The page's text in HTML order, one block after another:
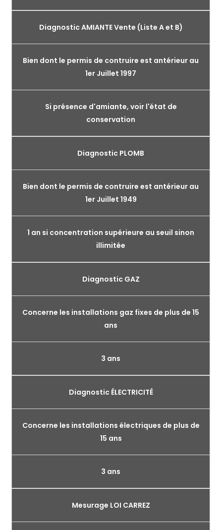
Diagnostic AMIANTE Vente (Liste A et B)
Bien dont le permis de contruire est antérieur au
1er Juillet 1997
Si présence d'amiante, voir l'état de
conservation
Diagnostic PLOMB
Bien dont le permis de contruire est antérieur au
1er Juillet 1949
1 an si concentration supérieure au seuil sinon
illimitée
Diagnostic GAZ
Concerne les installations gaz fixes de plus de 15
ans
3 ans
Diagnostic ÉLECTRICITÉ
Concerne les installations électriques de plus de
15 ans
3 ans
Mesurage LOI CARREZ